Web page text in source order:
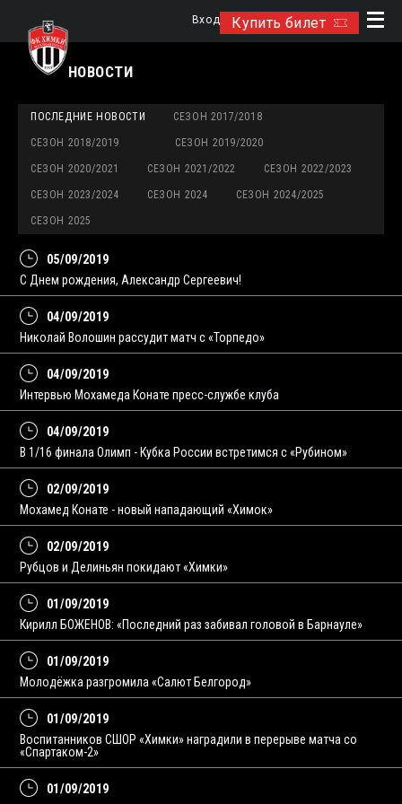
Купить билет
Вход
НОВОСТИ
ПОСЛЕДНИЕ НОВОСТИ СЕЗОН 2017/2018
СЕЗОН 2018/2019 СЕЗОН 2019/2020
СЕЗОН 2020/2021 СЕЗОН 2021/2022 СЕЗОН 2022/2023
СЕЗОН 2023/2024 СЕЗОН 2024 СЕЗОН 2024/2025
СЕЗОН 2025
05/09/2019
С Днем рождения, Александр Сергеевич!
04/09/2019
Николай Волошин рассудит матч с «Торпедо»
04/09/2019
Интервью Мохамеда Конате пресс-службе клуба
04/09/2019
В 1/16 финала Олимп - Кубка России встретимся с «Рубином»
02/09/2019
Мохамед Конате - новый нападающий «Химок»
02/09/2019
Рубцов и Делиньян покидают «Химки»
01/09/2019
Кирилл БОЖЕНОВ: «Последний раз забивал головой в Барнауле»
01/09/2019
Молодёжка разгромила «Салют Белгород»
01/09/2019
Воспитанников СШОР «Химки» наградили в перерыве матча со
«Спартаком-2»
01/09/2019